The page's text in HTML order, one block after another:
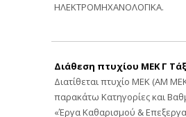
ΗΛΕΚΤΡΟΜΗΧΑΝΟΛΟΓΙΚΑ.
Διάθεση πτυχίου ΜΕΚ Γ
Διατίθεται πτυχίο ΜΕΚ (ΑΜ
παρακάτω Κατηγορίες και
«Έργα Καθαρισμού &